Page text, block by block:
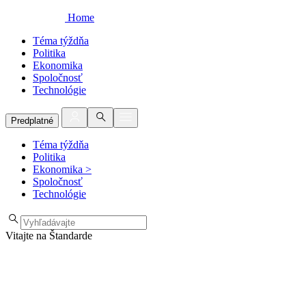
Home
Téma týždňa
Politika
Ekonomika
Spoločnosť
Technológie
Predplatné
Téma týždňa
Politika
Ekonomika >
Spoločnosť
Technológie
Vitajte na Štandarde